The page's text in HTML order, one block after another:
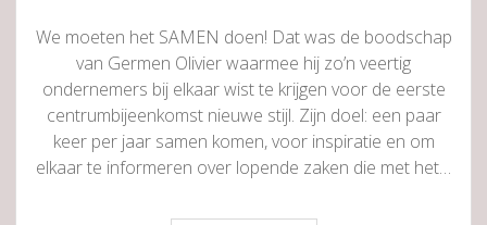
We moeten het SAMEN doen! Dat was de boodschap
van Germen Olivier waarmee hij zo’n veertig
ondernemers bij elkaar wist te krijgen voor de eerste
centrumbijeenkomst nieuwe stijl. Zijn doel: een paar
keer per jaar samen komen, voor inspiratie en om
elkaar te informeren over lopende zaken die met het…